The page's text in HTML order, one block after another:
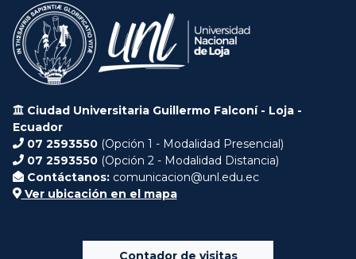
Ciudad Universitaria Guillermo Falconí - Loja -
Ecuador
07 2593550 (Opción 1 - Modalidad Presencial)
07 2593550 (Opción 2 - Modalidad Distancia)
Contáctanos: comunicacion@unl.edu.ec
Ver ubicación en el mapa
Contador de visitas